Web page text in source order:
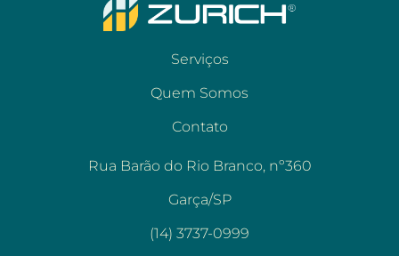
Serviços
Quem Somos
Contato
Rua Barão do Rio Branco, nº360
Garça/SP
(14) 3737-0999